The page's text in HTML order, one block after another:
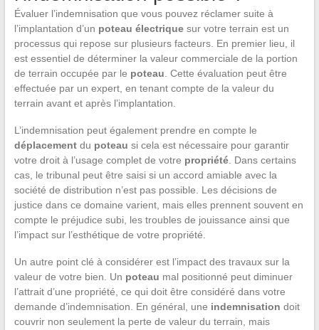
Évaluer l’indemnisation que vous pouvez réclamer suite à
l’implantation d’un poteau électriquesur votre terrain est un
processus qui repose sur plusieurs facteurs. En premier lieu, il
est essentiel de déterminer la valeur commerciale de la portion
de terrain occupée par le poteau. Cette évaluation peut être
effectuée par un expert, en tenant compte de la valeur du
terrain avant et après l’implantation.
L’indemnisation peut également prendre en compte le
déplacementdu poteau si cela est nécessaire pour garantir
votre droit à l’usage complet de votre propriété. Dans certains
cas, le tribunal peut être saisi si un accord amiable avec la
société de distribution n’est pas possible. Les décisions de
justice dans ce domaine varient, mais elles prennent souvent en
compte le préjudice subi, les troubles de jouissance ainsi que
l’impact sur l’esthétique de votre propriété.
Un autre point clé à considérer est l’impact des travaux sur la
valeur de votre bien. Un poteau mal positionné peut diminuer
l’attrait d’une propriété, ce qui doit être considéré dans votre
demande d’indemnisation. En général, une indemnisation doit
couvrir non seulement la perte de valeur du terrain, mais